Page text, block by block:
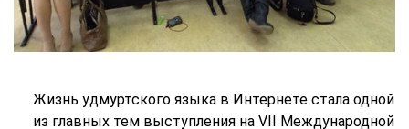
Жизнь удмуртского языка в Интернете стала одной
из главных тем выступления на VII Международной